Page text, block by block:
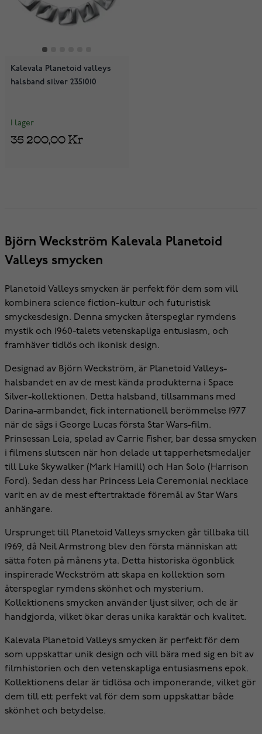
Kalevala Planetoid valleys
halsband silver 2351010
I lager
35 200,00 Kr
Björn Weckström Kalevala Planetoid
Valleys smycken
Planetoid Valleys smycken är perfekt för dem som vill
kombinera science fiction-kultur och futuristisk
smyckesdesign. Denna smycken återspeglar rymdens
mystik och 1960-talets vetenskapliga entusiasm, och
framhäver tidlös och ikonisk design.
Designad av Björn Weckström, är Planetoid Valleys-
halsbandet en av de mest kända produkterna i Space
Silver-kollektionen. Detta halsband, tillsammans med
Darina-armbandet, fick internationell berömmelse 1977
när de sågs i George Lucas första Star Wars-film.
Prinsessan Leia, spelad av Carrie Fisher, bar dessa smycken
i filmens slutscen när hon delade ut tapperhetsmedaljer
till Luke Skywalker (Mark Hamill) och Han Solo (Harrison
Ford). Sedan dess har Princess Leia Ceremonial necklace
varit en av de mest eftertraktade föremål av Star Wars
anhängare.
Ursprunget till Planetoid Valleys smycken går tillbaka till
1969, då Neil Armstrong blev den första människan att
sätta foten på månens yta. Detta historiska ögonblick
inspirerade Weckström att skapa en kollektion som
återspeglar rymdens skönhet och mysterium.
Kollektionens smycken använder ljust silver, och de är
handgjorda, vilket ökar deras unika karaktär och kvalitet.
Kalevala Planetoid Valleys smycken är perfekt för dem
som uppskattar unik design och vill bära med sig en bit av
filmhistorien och den vetenskapliga entusiasmens epok.
Kollektionens delar är tidlösa och imponerande, vilket gör
dem till ett perfekt val för dem som uppskattar både
skönhet och betydelse.